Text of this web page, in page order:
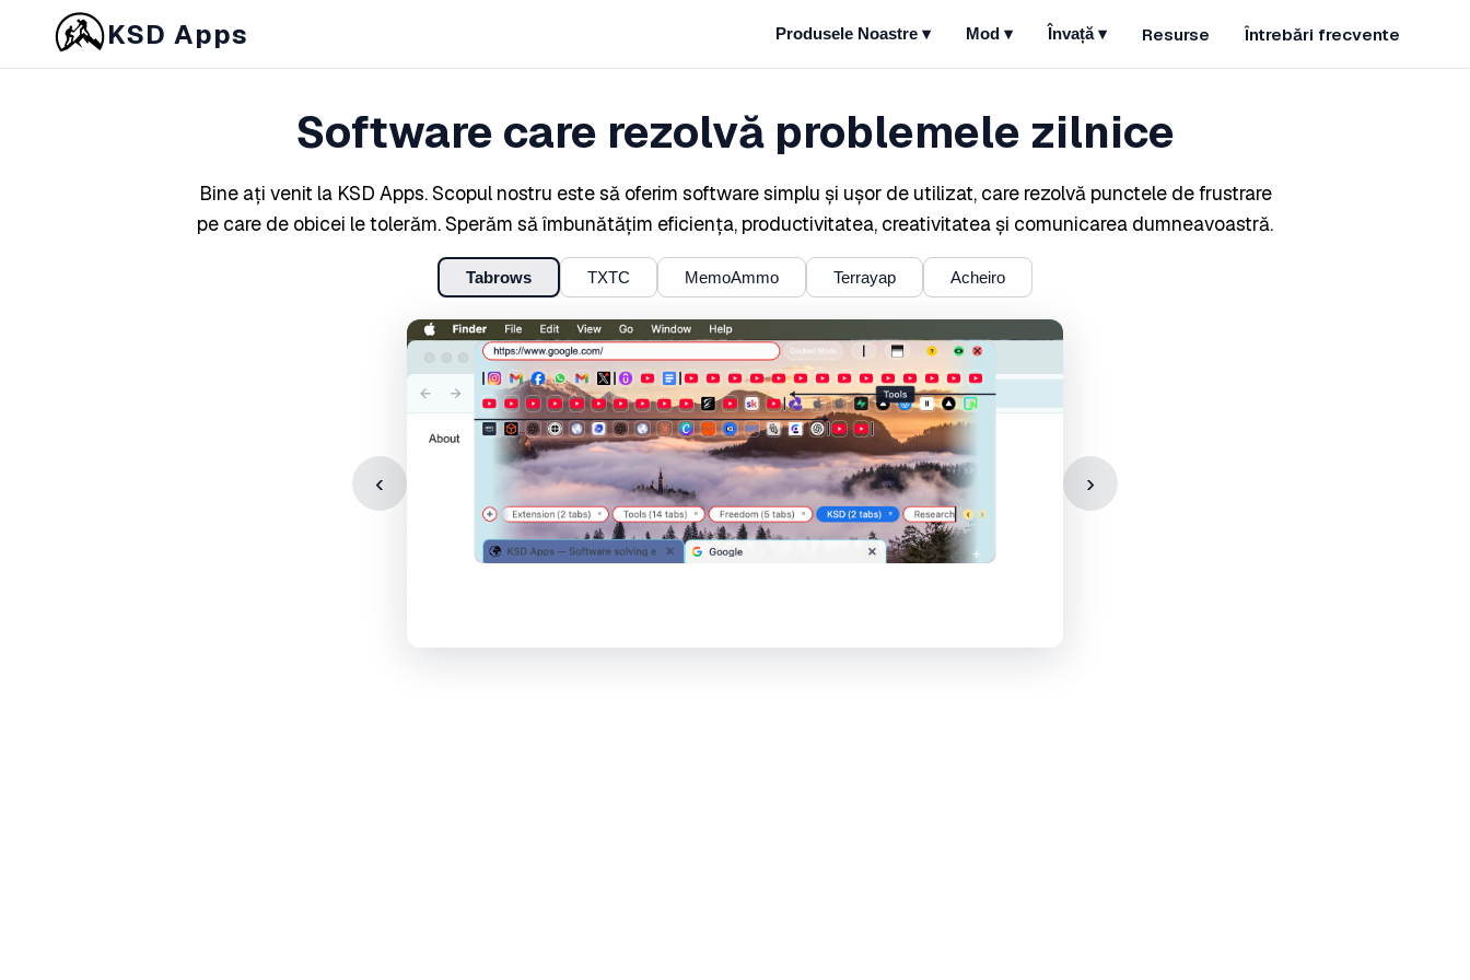
KSD Apps Produsele Noastre ▾ Mod ▾ Învață▾ Resurse Întrebări frecvente
Software care rezolvă problemele zilnice
Bine ați venit la KSD Apps. Scopul nostru este să oferim software simplu și ușor de utilizat, care rezolvă punctele de frustrare
pe care de obicei le tolerăm. Sperăm să îmbunătățim eficiența, productivitatea, creativitatea și comunicarea dumneavoastră.
Tabrows TXTC MemoAmmo Terrayap Acheiro
‹ ›